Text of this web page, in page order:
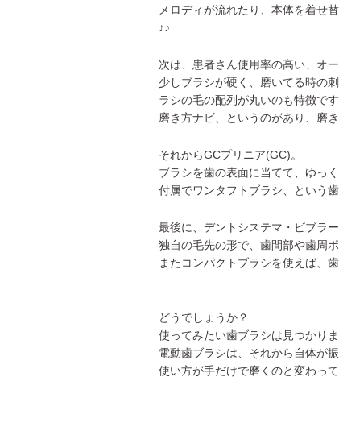
メロディが流れたり、本体を着せ
♪♪
次は、患者さん使用率の高い、オ
少しブラシが硬く、磨いてる時の
ラシの毛の配列が丸いのも特徴です
磨き方ナビ、というのがあり、磨
それからGCプリニア(GC)。
ブラシを歯の表面に当てて、ゆっ
付属でワンタフトブラシ、という
最後に、デントシステマ・ビブラ
独自の毛先の形で、歯間部や歯周
またコンパクトブラシを使えば、
どうでしょうか？
使ってみたい歯ブラシは見つかり
電動歯ブラシは、それから自体が
使い方が手だけで磨くのと変わっ